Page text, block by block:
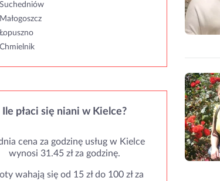
Ile płaci się niani w Kielce?
cena za godzinę usług w Kielce
wynosi 31.45 zł za godzinę.
wahają się od 15 zł do 100 zł za